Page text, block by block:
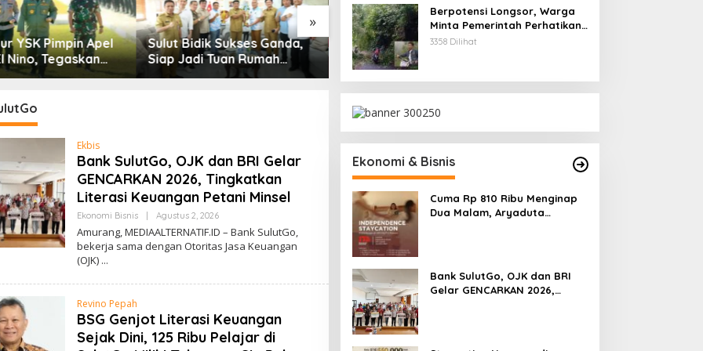
»
YSK Pimpin Apel
Nino, Tegaskan
Bergerak
Sulut Bidik Sukses Ganda,
Siap Jadi Tuan Rumah
Kejurnas Pacuan Kuda Seri
Pimpin Upacara HAN ke-42,
Gubernur YSK Tekankan
Perlindungan Anak Jadi
Prioritas
Prioritas Generasi Muda
Ekbis
Bank SulutGo, OJK dan BRI Gelar
GENCARKAN 2026, Tingkatkan
Literasi Keuangan Petani Minsel
Ekonomi Bisnis | Agustus 2, 2026O
L
E
H
D
S
I
M
Amurang, MEDIAALTERNATIF.ID – Bank SulutGo,
bekerja sama dengan Otoritas Jasa Keuangan
(OJK)
Revino Pepah
BSG Genjot Literasi Keuangan
Sejak Dini, 125 Ribu Pelajar di
Berpotensi Longsor, Warga
Minta Pemerintah Perhatikan
Akses Jalan Masuk
3358 Dilihat
Ekonomi & Bisnis
Cuma Rp 810 Ribu Menginap
Dua Malam, Aryaduta
Bank SulutGo, OJK dan BRI
Gelar GENCARKAN 2026,